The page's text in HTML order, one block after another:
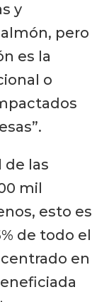
y
pero
es la
o
de las
mil
esto es
de todo el
en